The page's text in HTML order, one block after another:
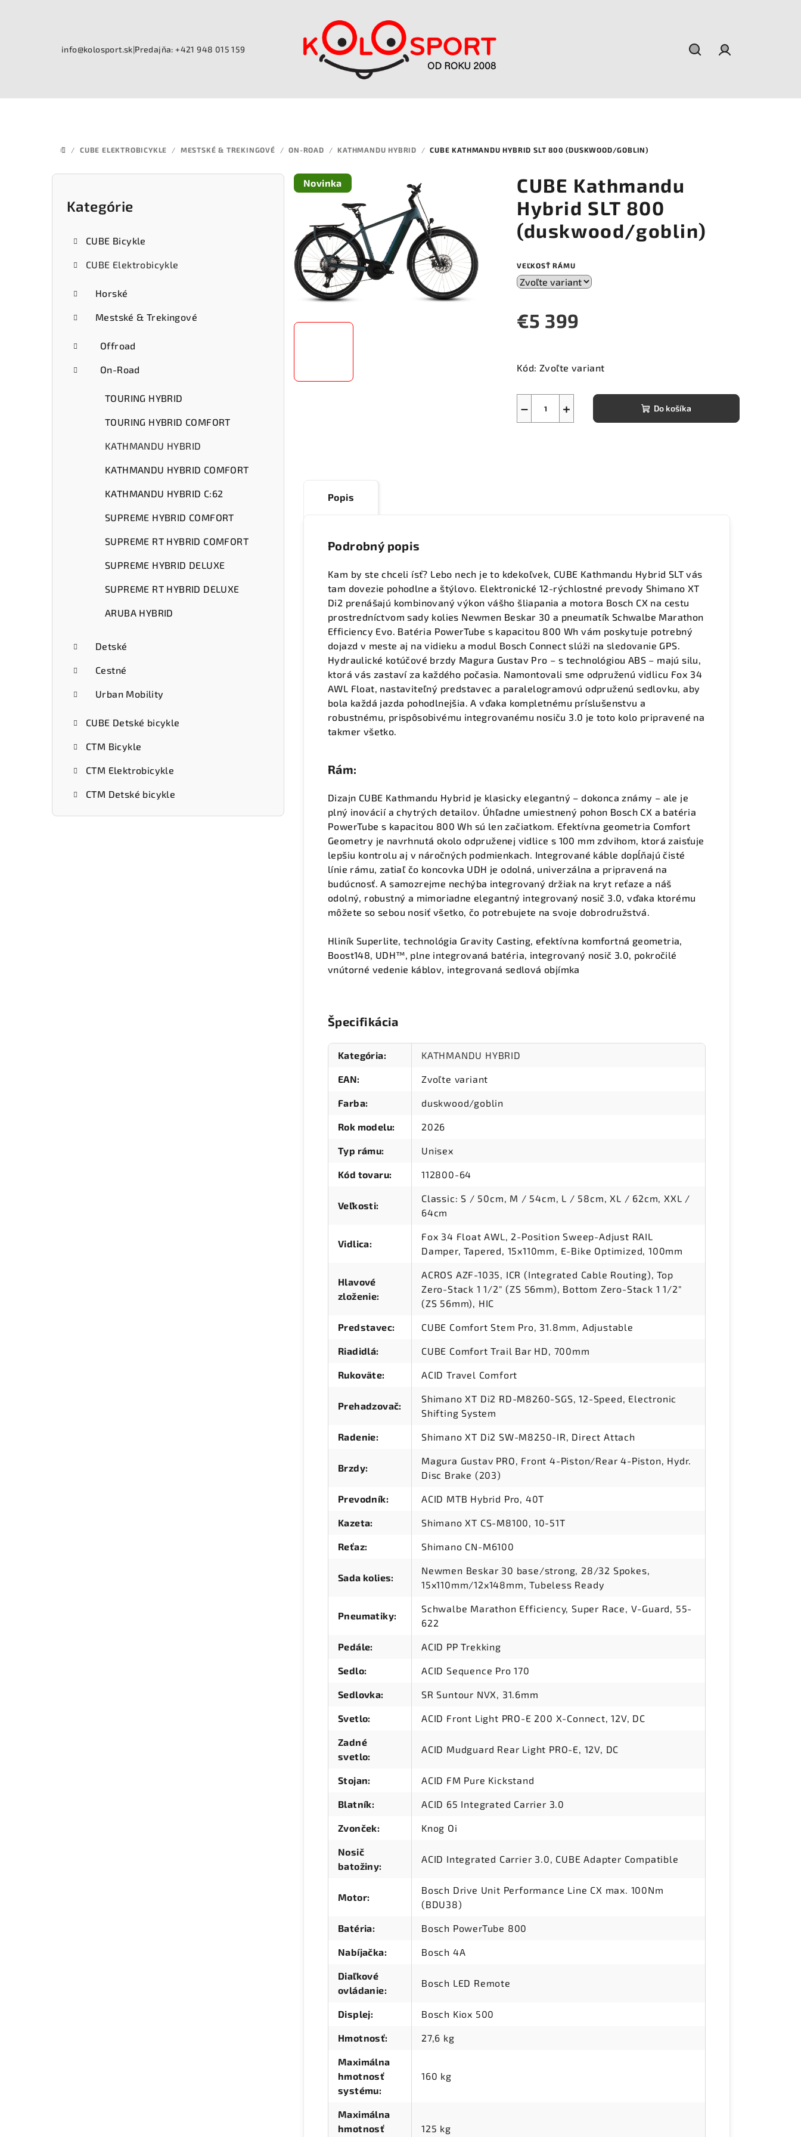
info@kolosport.sk|Predajňa: +421 948 015 159
DOMOV
/ CUBE ELEKTROBICYKLE / MESTSKÉ & TREKINGOVÉ / ON-ROAD / KATHMANDU HYBRID / CUBE KATHMANDU HYBRID SLT 800 (DUSKWOOD/GOBLIN)
Preskočiť
Kategórie
CUBE Bicykle
CUBE Elektrobicykle
Horské
Mestské & Trekingové
Offroad
On-Road
TOURING HYBRID
TOURING HYBRID COMFORT
KATHMANDU HYBRID
KATHMANDU HYBRID COMFORT
KATHMANDU HYBRID C:62
SUPREME HYBRID COMFORT
SUPREME RT HYBRID COMFORT
SUPREME HYBRID DELUXE
SUPREME RT HYBRID DELUXE
ARUBA HYBRID
Detské
Cestné
Urban Mobility
CUBE Detské bicykle
CTM Bicykle
CTM Elektrobicykle
CTM Detské bicykle
CUBE Kathmandu
Hybrid SLT 800
(duskwood/goblin)
VEĽKOSŤ RÁMU
€5 399
cena:
Kód: Zvoľte variant
+
− Do košíka
Novinka
Popis
Podrobný popis
Kam by ste chceli ísť? Lebo nech je to kdekoľvek, CUBE Kathmandu Hybrid SLT vás
tam dovezie pohodlne a štýlovo. Elektronické 12-rýchlostné prevody Shimano XT
Di2 prenášajú kombinovaný výkon vášho šliapania a motora Bosch CX na cestu
prostredníctvom sady kolies Newmen Beskar 30 a pneumatík Schwalbe Marathon
Efficiency Evo. Batéria PowerTube s kapacitou 800 Wh vám poskytuje potrebný
dojazd v meste aj na vidieku a modul Bosch Connect slúži na sledovanie GPS.
Hydraulické kotúčové brzdy Magura Gustav Pro – s technológiou ABS – majú silu,
ktorá vás zastaví za každého počasia. Namontovali sme odpruženú vidlicu Fox 34
AWL Float, nastaviteľný predstavec a paralelogramovú odpruženú sedlovku, aby
bola každá jazda pohodlnejšia. A vďaka kompletnému príslušenstvu a
robustnému, prispôsobivému integrovanému nosiču 3.0 je toto kolo pripravené na
takmer všetko.
Rám:
Dizajn CUBE Kathmandu Hybrid je klasicky elegantný – dokonca známy – ale je
plný inovácií a chytrých detailov. Úhľadne umiestnený pohon Bosch CX a batéria
PowerTube s kapacitou 800 Wh sú len začiatkom. Efektívna geometria Comfort
Geometry je navrhnutá okolo odpruženej vidlice s 100 mm zdvihom, ktorá zaisťuje
lepšiu kontrolu aj v náročných podmienkach. Integrované káble dopĺňajú čisté
línie rámu, zatiaľ čo koncovka UDH je odolná, univerzálna a pripravená na
budúcnosť. A samozrejme nechýba integrovaný držiak na kryt reťaze a náš
odolný, robustný a mimoriadne elegantný integrovaný nosič 3.0, vďaka ktorému
môžete so sebou nosiť všetko, čo potrebujete na svoje dobrodružstvá.
Hliník Superlite, technológia Gravity Casting, efektívna komfortná geometria,
Boost148, UDH™, plne integrovaná batéria, integrovaný nosič 3.0, pokročilé
vnútorné vedenie káblov, integrovaná sedlová objímka
Špecifikácia
Kategória: KATHMANDU HYBRID
EAN: Zvoľte variant
Farba: duskwood/goblin
Rok modelu: 2026
Typ rámu: Unisex
Kód tovaru: 112800-64
Veľkosti:
Classic: S / 50cm, M / 54cm, L / 58cm, XL / 62cm, XXL /
64cm
Vidlica:
Fox 34 Float AWL, 2-Position Sweep-Adjust RAIL
Damper, Tapered, 15x110mm, E-Bike Optimized, 100mm
Hlavové
zloženie:
ACROS AZF-1035, ICR (Integrated Cable Routing), Top
Zero-Stack 1 1/2" (ZS 56mm), Bottom Zero-Stack 1 1/2"
(ZS 56mm), HIC
Predstavec: CUBE Comfort Stem Pro, 31.8mm, Adjustable
Riadidlá: CUBE Comfort Trail Bar HD, 700mm
Rukoväte: ACID Travel Comfort
Prehadzovač:
Shimano XT Di2 RD-M8260-SGS, 12-Speed, Electronic
Shifting System
Radenie: Shimano XT Di2 SW-M8250-IR, Direct Attach
Brzdy:
Magura Gustav PRO, Front 4-Piston/Rear 4-Piston, Hydr.
Disc Brake (203)
Prevodník: ACID MTB Hybrid Pro, 40T
Kazeta: Shimano XT CS-M8100, 10-51T
Reťaz: Shimano CN-M6100
Sada kolies:
Newmen Beskar 30 base/strong, 28/32 Spokes,
15x110mm/12x148mm, Tubeless Ready
Pneumatiky:
Schwalbe Marathon Efficiency, Super Race, V-Guard, 55-
622
Pedále: ACID PP Trekking
Sedlo: ACID Sequence Pro 170
Sedlovka: SR Suntour NVX, 31.6mm
Svetlo: ACID Front Light PRO-E 200 X-Connect, 12V, DC
Zadné
svetlo:
ACID Mudguard Rear Light PRO-E, 12V, DC
Stojan: ACID FM Pure Kickstand
Blatník: ACID 65 Integrated Carrier 3.0
Zvonček: Knog Oi
Nosič
batožiny:
ACID Integrated Carrier 3.0, CUBE Adapter Compatible
Motor:
Bosch Drive Unit Performance Line CX max. 100Nm
(BDU38)
Batéria: Bosch PowerTube 800
Nabíjačka: Bosch 4A
Diaľkové
ovládanie:
Bosch LED Remote
Displej: Bosch Kiox 500
Hmotnosť: 27,6 kg
Maximálna
hmotnosť
systému:
160 kg
Maximálna
hmotnosť
125 kg